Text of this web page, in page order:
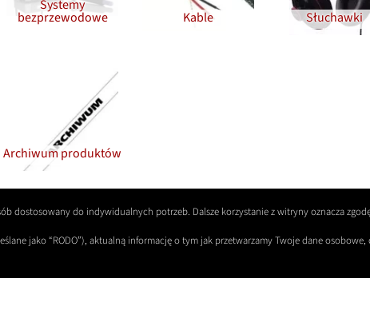
Systemy
bezprzewodowe Kable Słuchawki
Archiwum produktów
Hall of Fame Referencje Strefa dealera
Polityka
dostosowany do indywidualnych potrzeb. Dalsze korzystanie z witryny oznacza
jako “RODO”), aktualną informację o tym jak przetwarzamy Twoje dane